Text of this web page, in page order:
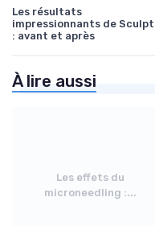
Les résultats
impressionnants de
: avant et après
À lire aussi
Les effets du
microneedling :...